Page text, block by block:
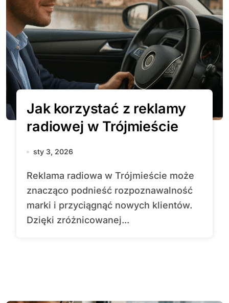
Jak korzystać z reklamy
radiowej w Trójmieście
sty 3, 2026
Reklama radiowa w Trójmieście może
znacząco podnieść rozpoznawalność
marki i przyciągnąć nowych klientów.
Dzięki zróżnicowanej...